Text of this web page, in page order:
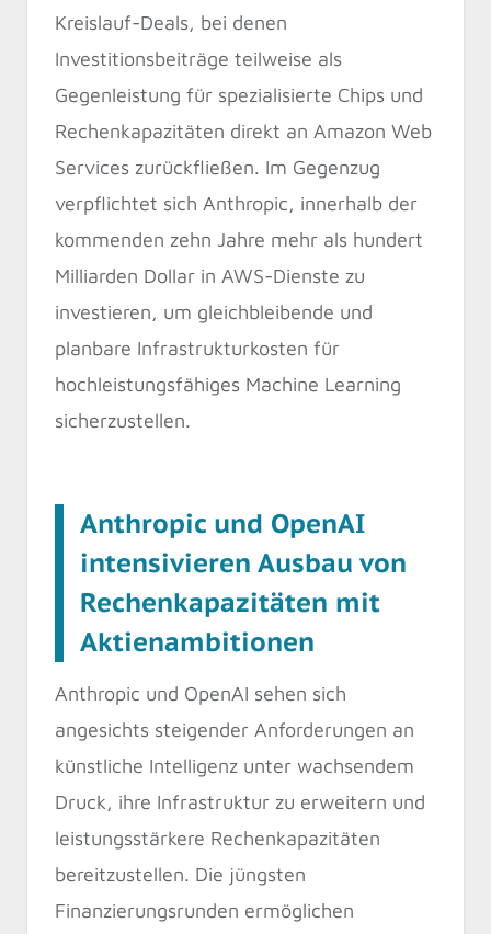
Kreislauf-Deals, bei denen
Investitionsbeiträge teilweise als
Gegenleistung für spezialisierte Chips und
Rechenkapazitäten direkt an Amazon Web
Services zurückfließen. Im Gegenzug
verpflichtet sich Anthropic, innerhalb der
kommenden zehn Jahre mehr als hundert
Milliarden Dollar in AWS-Dienste zu
investieren, um gleichbleibende und
planbare Infrastrukturkosten für
hochleistungsfähiges Machine Learning
sicherzustellen.
Anthropic und OpenAI
intensivieren Ausbau von
Rechenkapazitäten mit
Aktienambitionen
Anthropic und OpenAI sehen sich
angesichts steigender Anforderungen an
künstliche Intelligenz unter wachsendem
Druck, ihre Infrastruktur zu erweitern und
leistungsstärkere Rechenkapazitäten
bereitzustellen. Die jüngsten
Finanzierungsrunden ermöglichen